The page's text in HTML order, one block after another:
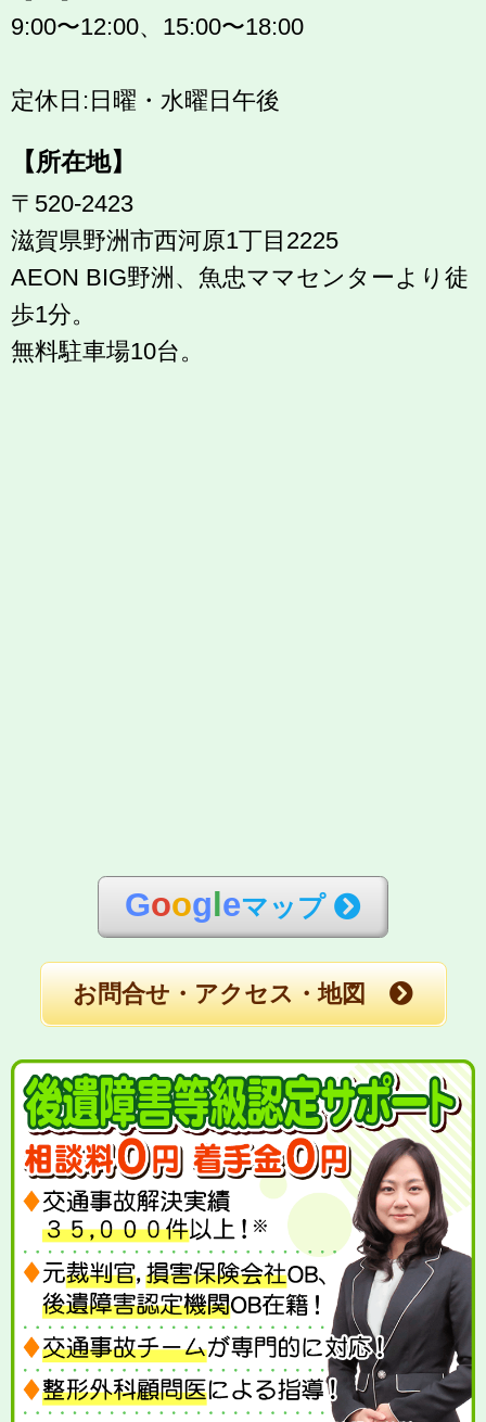
9:00〜12:00、15:00〜18:00
定休日:日曜・水曜日午後
【所在地】
〒520-2423
滋賀県野洲市西河原1丁目2225
AEON BIG野洲、魚忠ママセンターより徒
歩1分。
無料駐車場10台。
Goog eマップ
お問合せ・アクセス・地図